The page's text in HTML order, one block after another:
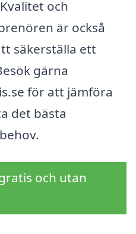
och
är också
säkerställa ett
gärna
för att jämföra
det bästa
och utan